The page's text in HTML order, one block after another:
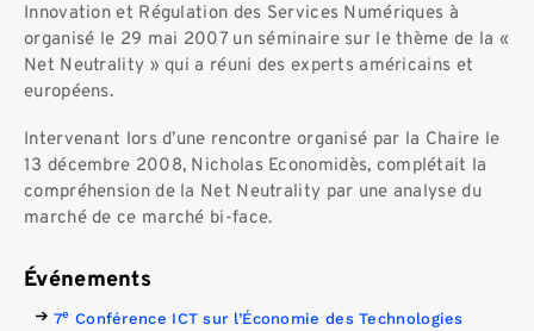
Innovation et Régulation des Services Numériques à
organisé le 29 mai 2007 un séminaire sur le thème de la «
Net Neutrality » qui a réuni des experts américains et
européens.
Intervenant lors d’une rencontre organisé par la Chaire le
13 décembre 2008, Nicholas Economidès, complétait la
compréhension de la Net Neutrality par une analyse du
marché de ce marché bi-face.
Événements
7e Conférence ICT sur l’Économie des Technologies